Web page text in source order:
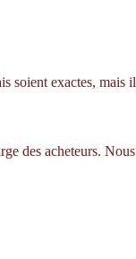
soient exactes,
des acheteurs.